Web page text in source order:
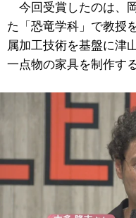
今回受賞したのは、
た「恐竜学科」で教授
属加工技術を基盤に津
一点物の家具を制作す